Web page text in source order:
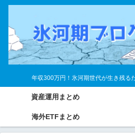
年収300万円！氷河期世代が生き残る
資産運用まとめ
海外ETFまとめ